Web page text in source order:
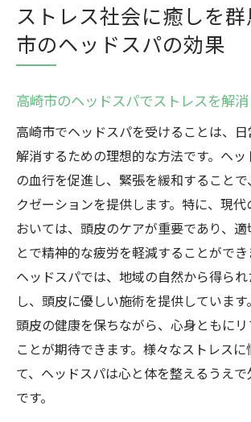
ストレス社会に癒しを
市のヘッドスパの効果
高崎市のヘッドスパでストレスを解消
高崎市でヘッドスパを受けることは、
解消するための理想的な方法です。ヘ
の血行を促進し、緊張を緩和すること
クゼーションを提供します。特に、現
おいては、頭皮のケアが重要であり、
とで精神的な疲労を軽減することがで
ヘッドスパでは、地域の自然から得ら
し、頭皮に優しい施術を提供しています
頭皮の健康を保ちながら、心身ともに
ことが期待できます。様々なストレス
て、ヘッドスパは心と体を整えるうえ
です。